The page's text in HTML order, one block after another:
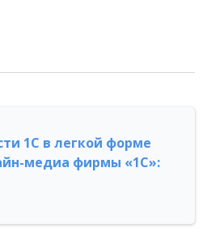
1С в легкой форме
медиа фирмы «1С»: